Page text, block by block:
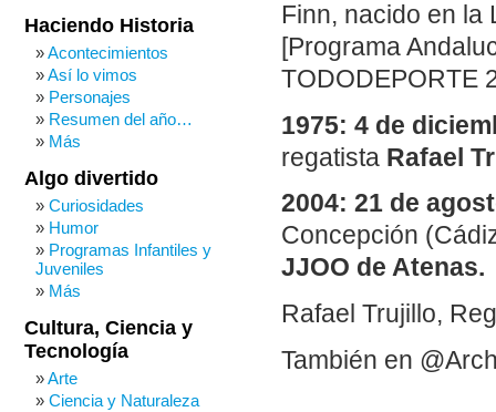
Finn, nacido en la
[Programa
TODODEPORTE
1975: 4 de
regatista Rafael
2004: 21 de
Concepción
JJOO de Atenas.
Rafael Trujillo,
También en
Haciendo Historia
Acontecimientos
Así lo vimos
Personajes
Resumen del año…
Más
Algo divertido
Curiosidades
Humor
Programas Infantiles y
Juveniles
Más
Cultura, Ciencia y
Tecnología
Arte
Ciencia y Naturaleza